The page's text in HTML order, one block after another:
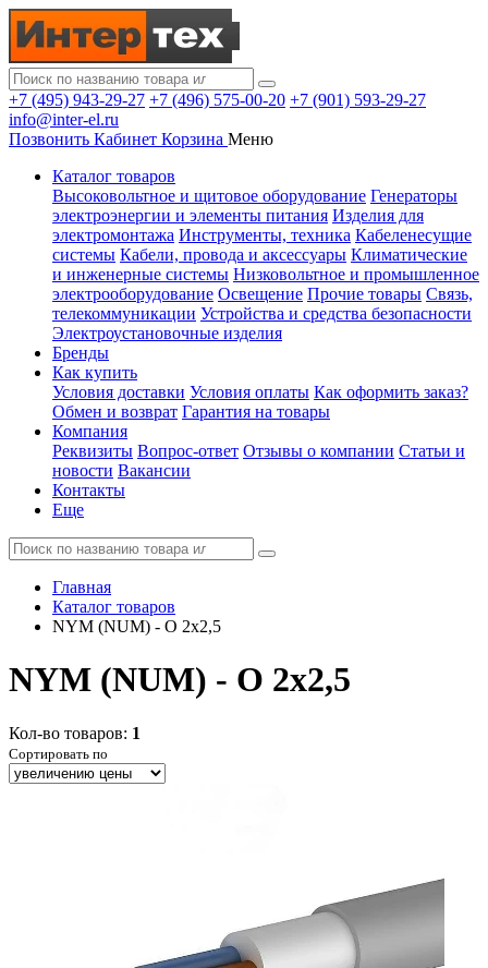
+7 (495) 943-29-27 +7 (496) 575-00-20 +7 (901) 593-29-27
info@inter-el.ru
Позвонить Кабинет Корзина Меню
Каталог товаров
Высоковольтное и щитовое оборудование Генераторы
электроэнергии и элементы питания Изделия для
электромонтажа Инструменты, техника Кабеленесущие
системы Кабели, провода и аксессуары Климатические
и инженерные системы Низковольтное и промышленное
электрооборудование Освещение Прочие товары Связь,
телекоммуникации Устройства и средства безопасности
Электроустановочные изделия
Бренды
Как купить
Условия доставки Условия оплаты Как оформить заказ?
Обмен и возврат Гарантия на товары
Компания
Реквизиты Вопрос-ответ Отзывы о компании Статьи и
новости Вакансии
Контакты
Еще
Главная
Каталог товаров
NYM (NUM) - O 2x2,5
NYM (NUM) - O 2x2,5
Кол-во товаров: 1
Сортировать по